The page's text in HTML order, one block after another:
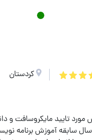
کردستان
تایید مایکروسافت و
سابقه آموزش برنامه